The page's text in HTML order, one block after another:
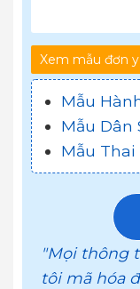
Xem mẫu đơn
Mẫu
Mẫu Dân
Mẫu Thai
"Mọi thông
tôi mã hóa